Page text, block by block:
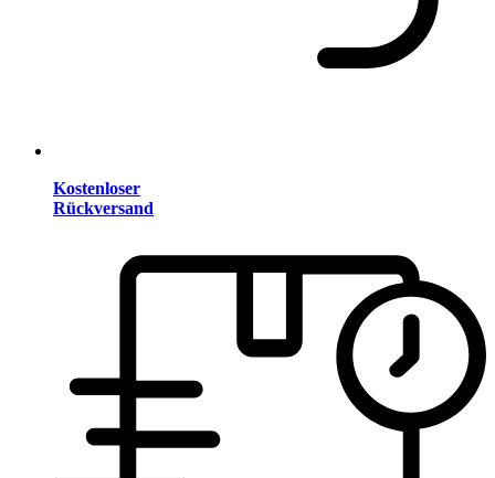
Kostenloser
Rückversand